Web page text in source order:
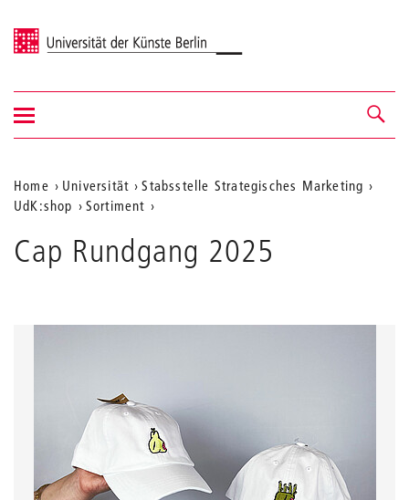
Universität der Künste Berlin
Navigation &
Suche
Navigation
ein-/ausblenden
Aktuelle
Position
auf
Home Universität
Stabsstelle Strategisches Marketing
UdK:shop
Sortiment
Cap Rundgang 2025